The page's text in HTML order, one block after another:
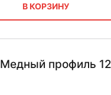
В КОРЗИНУ
Медный профиль